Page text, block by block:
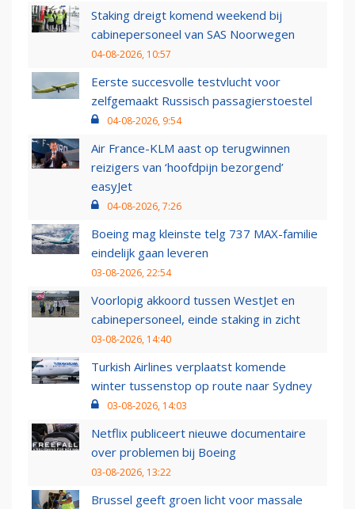
Staking dreigt komend weekend bij
cabinepersoneel van SAS Noorwegen
04-08-2026, 10:57
Eerste succesvolle testvlucht voor
zelfgemaakt Russisch passagierstoestel
04-08-2026, 9:54
Air France-KLM aast op terugwinnen
reizigers van ‘hoofdpijn bezorgend’
easyJet
04-08-2026, 7:26
Boeing mag kleinste telg 737 MAX-familie
eindelijk gaan leveren
03-08-2026, 22:54
Voorlopig akkoord tussen WestJet en
cabinepersoneel, einde staking in zicht
03-08-2026, 14:40
Turkish Airlines verplaatst komende
winter tussenstop op route naar Sydney
03-08-2026, 14:03
Netflix publiceert nieuwe documentaire
over problemen bij Boeing
03-08-2026, 13:22
Brussel geeft groen licht voor massale